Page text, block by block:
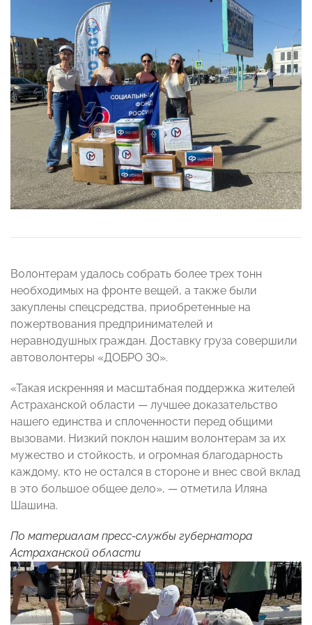
Волонтерам удалось собрать более трех тонн
необходимых на фронте вещей, а также были
закуплены спецсредства, приобретенные на
пожертвования предпринимателей и
неравнодушных граждан. Доставку груза совершили
автоволонтеры «ДОБРО 30».
«Такая искренняя и масштабная поддержка жителей
Астраханской области — лучшее доказательство
нашего единства и сплоченности перед общими
вызовами. Низкий поклон нашим волонтерам за их
мужество и стойкость, и огромная благодарность
каждому, кто не остался в стороне и внес свой вклад
в это большое общее дело», — отметила Иляна
Шашина.
По материалам пресс-службы губернатора
Астраханской области